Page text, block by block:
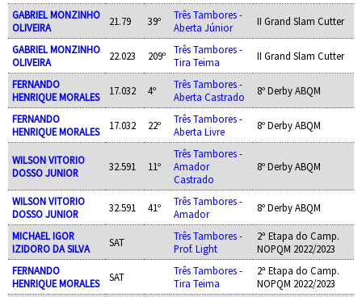
GABRIEL MONZINHO
OLIVEIRA
21.79 39º
Três Tambores -
Aberta Júnior
II Grand Slam Cutter
GABRIEL MONZINHO
OLIVEIRA
22.023 209º
Três Tambores -
Tira Teima
II Grand Slam Cutter
FERNANDO
HENRIQUE MORALES
17.032 4º
Três Tambores -
Aberta Castrado
8º Derby ABQM
FERNANDO
HENRIQUE MORALES
17.032 22º
Três Tambores -
Aberta Livre
8º Derby ABQM
WILSON VITORIO
DOSSO JUNIOR
32.591 11º
Três Tambores -
Amador
Castrado
8º Derby ABQM
WILSON VITORIO
DOSSO JUNIOR
32.591 41º
Três Tambores -
Amador
8º Derby ABQM
MICHAEL IGOR
IZIDORO DA SILVA
SAT
Três Tambores -
Prof. Light
2ª Etapa do Camp.
NOPQM 2022/2023
FERNANDO
HENRIQUE MORALES
SAT
Três Tambores -
Tira Teima
2ª Etapa do Camp.
NOPQM 2022/2023